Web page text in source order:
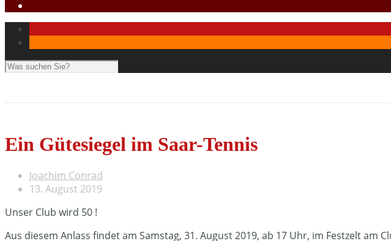
Ein Gütesiegel im Saar-Tennis
Joachim Conrad
13. August 2019
Unser Club wird 50 !
Aus diesem Anlass findet am Samstag, 31. August 2019, ab 17 Uhr, im Festzelt am